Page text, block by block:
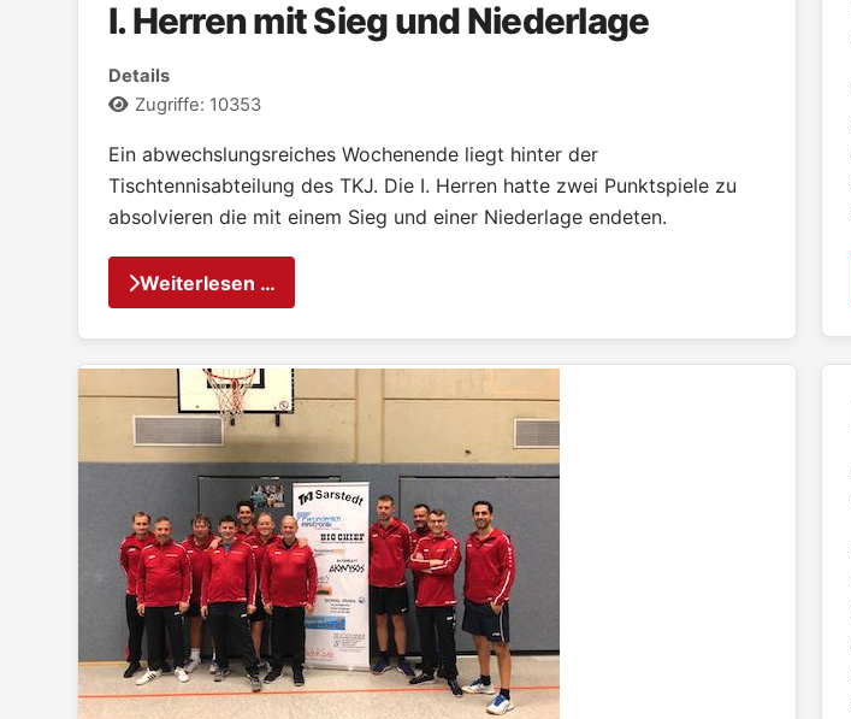
I. Herren mit Sieg und Niederlage
Details
Zugriffe: 10353
Ein abwechslungsreiches Wochenende liegt hinter der
Tischtennisabteilung des TKJ. Die I. Herren hatte zwei Punktspiele zu
absolvieren die mit einem Sieg und einer Niederlage endeten.
Weiterlesen …